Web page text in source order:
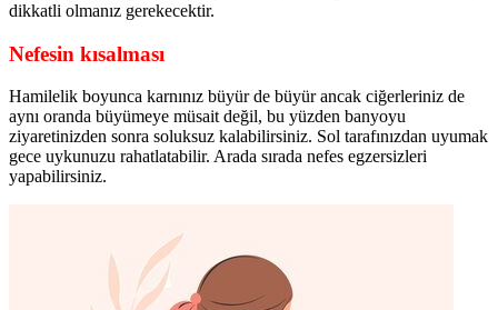
dikkatli olmanız gerekecektir.
Nefesin kısalması
Hamilelik boyunca karnınız büyür de büyür ancak ciğerleriniz de
aynı oranda büyümeye müsait değil, bu yüzden banyoyu
ziyaretinizden sonra soluksuz kalabilirsiniz. Sol tarafınızdan uyumak
gece uykunuzu rahatlatabilir. Arada sırada nefes egzersizleri
yapabilirsiniz.